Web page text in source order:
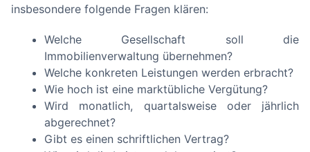
insbesondere folgende Fragen klären:
Welche Gesellschaft soll die
Immobilienverwaltung übernehmen?
Welche konkreten Leistungen werden erbracht?
Wie hoch ist eine marktübliche Vergütung?
Wird monatlich, quartalsweise oder jährlich
abgerechnet?
Gibt es einen schriftlichen Vertrag?